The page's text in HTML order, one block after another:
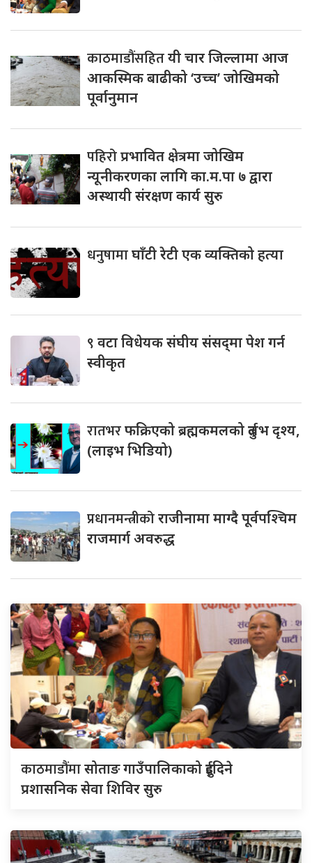
काठमाडौंसहितयी चार जिल्लामा आज
आकस्मिक बाढीको ‘उच्च’ जोखिमको
पूर्वानुमान
पहिरोप्रभावित क्षेत्रमा जोखिम
न्यूनीकरणका लागि का.म.पा ७ द्वारा
अस्थायी संरक्षण कार्य सुरु
धनुषामाघाँटी रेटी एक व्यक्तिको हत्या
९ वटा विधेयक संघीय संसद्‌मा पेश गर्न
स्वीकृत
रातभरफक्रिएको ब्रह्मकमलको दुर्लभ दृश्य,
(लाइभ भिडियो)
प्रधानमन्त्रीकोराजीनामा माग्दै पूर्वपश्चिम
राजमार्ग अवरुद्ध
काठमाडौंमासोताङ गाउँपालिकाको दुईदिने
प्रशासनिक सेवा शिविर सुरु